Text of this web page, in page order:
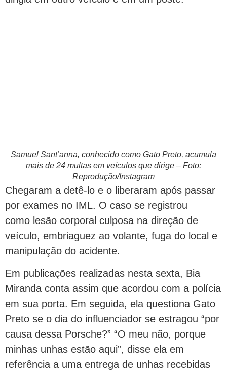
Samuel Sant’anna, conhecido como Gato Preto, acumula
mais de 24 multas em veículos que dirige – Foto:
Reprodução/Instagram
Chegaram a detê-lo e o liberaram após passar
por exames no IML. O caso se registrou
como lesão corporal culposa na direção de
veículo, embriaguez ao volante, fuga do local e
manipulação do acidente.
Em publicações realizadas nesta sexta, Bia
Miranda conta assim que acordou com a polícia
em sua porta. Em seguida, ela questiona Gato
Preto se o dia do influenciador se estragou “por
causa dessa Porsche?” “O meu não, porque
minhas unhas estão aqui”, disse ela em
referência a uma entrega de unhas recebidas